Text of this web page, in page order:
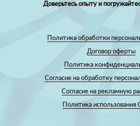
Доверьтесь опыту и
Политика обработки
Договор оферты
Политика
Согласие на обработку
Согласие на рекламную
Политика использования